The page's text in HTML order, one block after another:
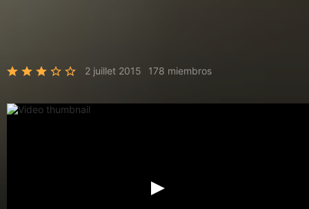
2 juillet 2015 178 miembros